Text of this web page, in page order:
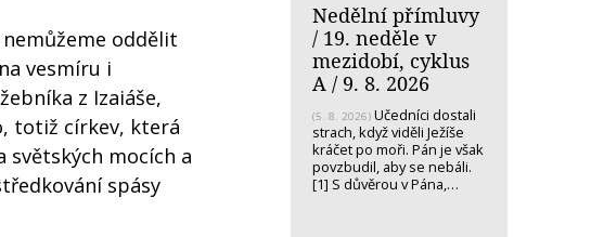
nemůžeme oddělit
vesmíru i
z Izaiáše,
totiž církev, která
mocích a
spásy
Nedělní přímluvy
/ 19. neděle v
mezidobí, cyklus
A / 9. 8. 2026
(5. 8. 2026) Učedníci dostali
strach, když viděli Ježíše
kráčet po moři. Pán je však
povzbudil, aby se nebáli.
[1] S důvěrou v Pána,…